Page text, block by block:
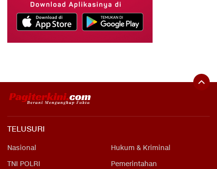
TELUSURI
Nasional
Hukum & Kriminal
TNI POLRI
Pemerintahan